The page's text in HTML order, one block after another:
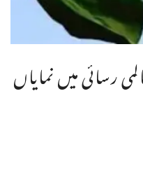
رسائی میں نمایاں